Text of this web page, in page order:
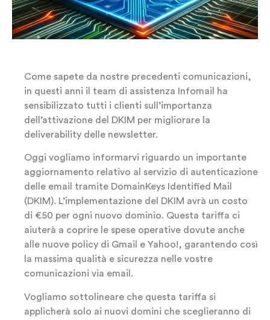
Come sapete da nostre precedenti comunicazioni,
in questi anni il team di assistenza Infomail ha
sensibilizzato tutti i clienti sull’importanza
dell’attivazione del DKIM per migliorare la
deliverability delle newsletter.
Oggi vogliamo informarvi riguardo un importante
aggiornamento relativo al servizio di autenticazione
delle email tramite DomainKeys Identified Mail
(DKIM). L’implementazione del DKIM avrà un costo
di €50 per ogni nuovo dominio. Questa tariffa ci
aiuterà a coprire le spese operative dovute anche
alle nuove policy di Gmail e Yahoo!, garantendo così
la massima qualità e sicurezza nelle vostre
comunicazioni via email.
Vogliamo sottolineare che questa tariffa si
applicherà solo ai nuovi domini che sceglieranno di